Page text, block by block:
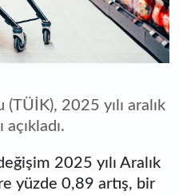
2025 yılı aralık
2025 yılı Aralık
yüzde 0,89 artış, bir